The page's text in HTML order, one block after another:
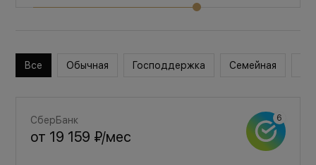
Все Обычная Господдержка Семейная
СберБанк
от 19 159 ₽/мес